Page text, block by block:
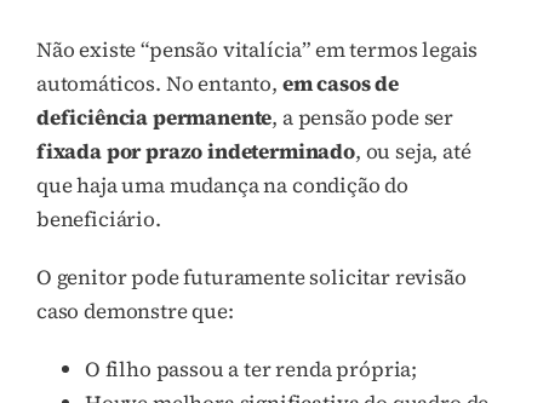
Não existe “pensão vitalícia” em termos legais
automáticos. No entanto, em casos de
deficiência permanente, a pensão pode ser
fixada por prazo indeterminado, ou seja, até
que haja uma mudança na condição do
beneficiário.
O genitor pode futuramente solicitar revisão
caso demonstre que:
O filho passou a ter renda própria;